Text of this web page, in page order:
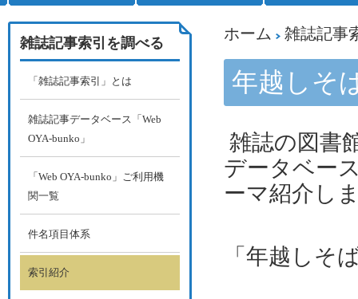
ホーム 雑誌記事
年越しそ
雑誌の図書
データベー
ーマ紹介し
「年越しそ
雑誌記事索引を調べる
「雑誌記事索引」とは
雑誌記事データベース「Web
OYA-bunko」
「Web OYA-bunko」ご利用機
関一覧
件名項目体系
索引紹介